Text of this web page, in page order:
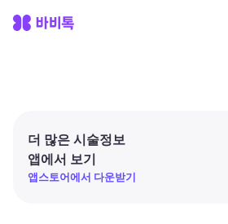
더 많은 시술정보
앱에서 보기
앱스토어에서 다운받기